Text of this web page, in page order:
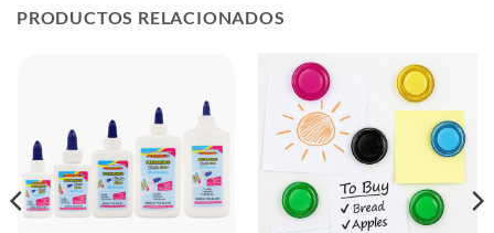
PRODUCTOS RELACIONADOS